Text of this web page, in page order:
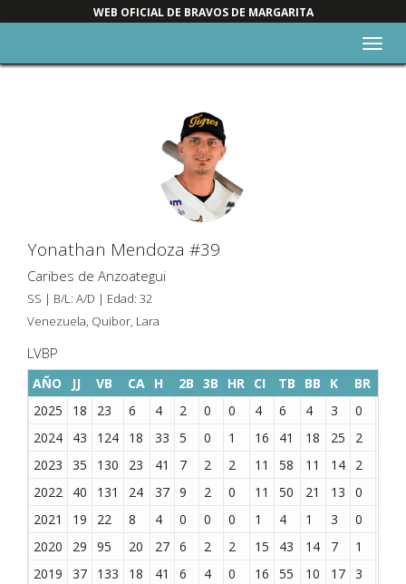
WEB OFICIAL DE BRAVOS DE MARGARITA
Yonathan Mendoza #39
Caribes de Anzoategui
SS | B/L: A/D | Edad: 32
Venezuela, Quibor, Lara
LVBP
AÑO JJ VB CA H 2B 3B HR CI TB BB K BR
2025
18 23 6 4 2 0 0 4 6 4 3 0
2024
43 124 18 33 5 0 1 16 41 18 25 2
2023
35 130 23 41 7 2 2 11 58 11 14 2
2022
40 131 24 37 9 2 0 11 50 21 13 0
2021
19 22 8 4 0 0 0 1 4 1 3 0
2020
29 95 20 27 6 2 2 15 43 14 7 1
2019
37 133 18 41 6 4 0 16 55 10 17 3